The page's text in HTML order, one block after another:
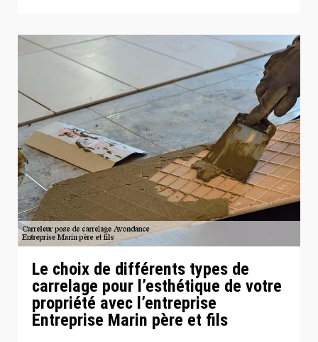
Le choix de différents types de
carrelage pour l’esthétique de votre
propriété avec l’entreprise
Entreprise Marin père et fils